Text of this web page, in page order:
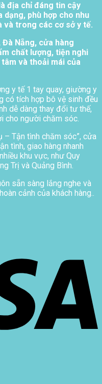
địa chỉ đáng tin cậy
phù hợp cho nhu
và trong các cơ sở y tế.
Nẵng, cửa hàng
chất lượng, tiện nghi
và thoải mái của
y tế 1 tay quay, giường y
có tích hợp bô vệ sinh đều
dễ dàng thay đổi tư thế,
cho người chăm sóc.
– Tận tình chăm sóc”, cửa
tình, giao hàng nhanh
khu vực, như Quy
Trị và Quảng Bình.
sẵn sàng lắng nghe và
cảnh của khách hàng..